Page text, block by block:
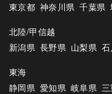
東京都 神奈川県 千葉県
北陸/甲信越
新潟県 長野県 山梨県
東海
静岡県 愛知県 岐阜県